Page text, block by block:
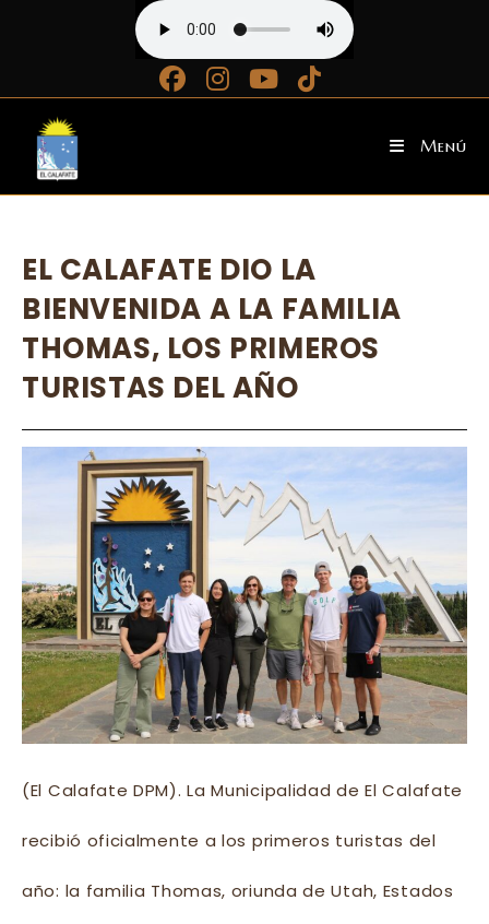
contenido
Menú
EL CALAFATE DIO LA
BIENVENIDA A LA FAMILIA
THOMAS, LOS PRIMEROS
TURISTAS DEL AÑO
(El Calafate DPM). La Municipalidad de El Calafate
recibió oficialmente a los primeros turistas del
año: la familia Thomas, oriunda de Utah, Estados